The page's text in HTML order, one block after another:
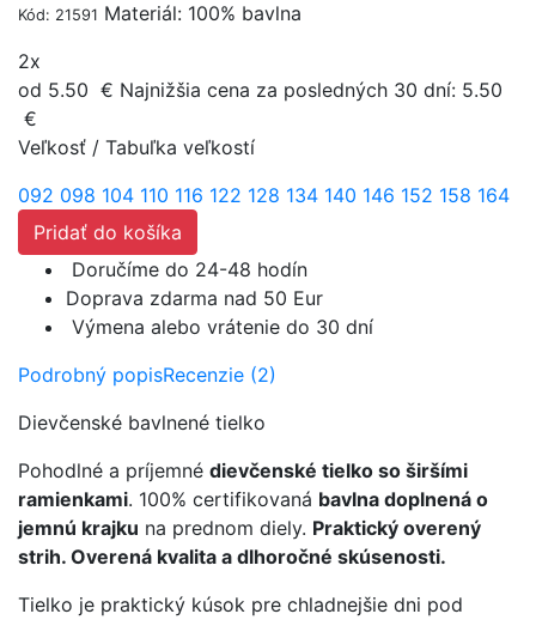
Kód: 21591 Materiál: 100% bavlna
2x
od 5.50 € Najnižšia cena za posledných 30 dní: 5.50
€
Veľkosť / Tabuľka veľkostí
092 098 104 110 116 122 128 134 140 146 152 158 164
Pridať do košíka
Doručíme do 24-48 hodín
Doprava zdarma nad 50 Eur
Výmena alebo vrátenie do 30 dní
Podrobný popisRecenzie (2)
Dievčenské bavlnené tielko
Pohodlné a príjemné dievčenské tielko so širšími
ramienkami. 100% certifikovaná bavlna doplnená o
jemnú krajku na prednom diely. Praktický overený
strih. Overená kvalita a dlhoročné skúsenosti.
Tielko je praktický kúsok pre chladnejšie dni pod